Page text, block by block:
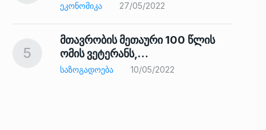
ᲔᲙᲝᲜᲝᲛᲘᲙᲐ 27/05/2022
5
მთავრობის მეთაური 100 წლის
ომის ვეტერანს,…
ᲡᲐᲖᲝᲒᲐᲓᲝᲔᲑᲐ 10/05/2022